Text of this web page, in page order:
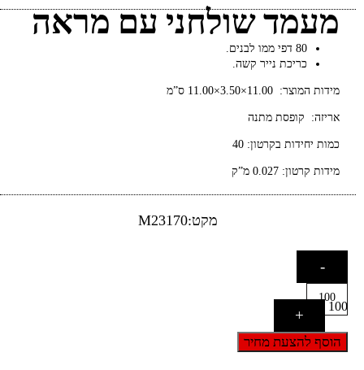
מעמד שולחני עם מראה
80 דפי ממו לבנים.
כריכת נייר קשה.
מידות המוצר: 11.00×3.50×11.00 ס”מ
אריזה: קופסת מתנה
כמות יחידות בקרטון: 40
מידות קרטון: 0.027 מ”ק
מקט:M23170
-
100
+
הוסף להצעת מחיר